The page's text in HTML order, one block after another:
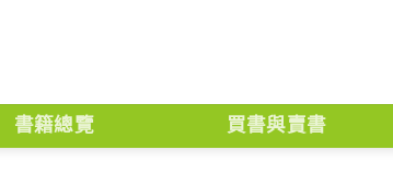
書籍總覽 買書與賣書